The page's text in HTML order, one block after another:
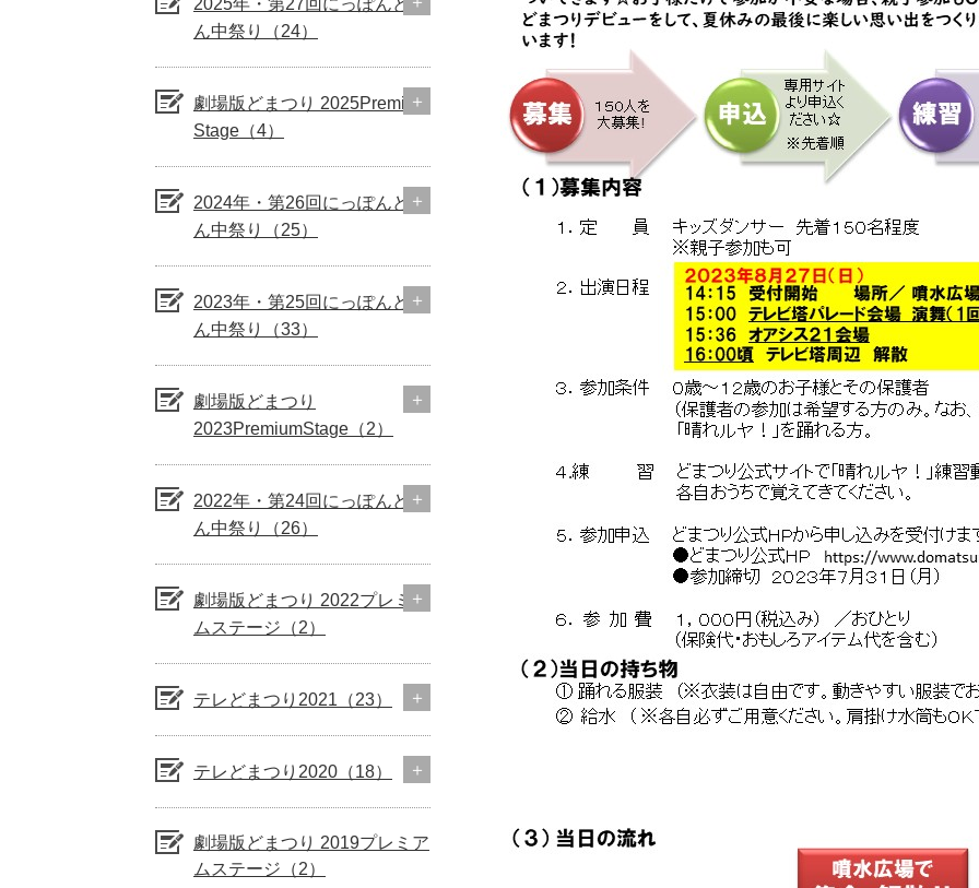
2025年・第27回にっぽんど真
ん中祭り（24）
劇場版どまつり 2025Premium
Stage（4）
2024年・第26回にっぽんど真
ん中祭り（25）
2023年・第25回にっぽんど真
ん中祭り（33）
劇場版どまつり
2023PremiumStage（2）
2022年・第24回にっぽんど真
ん中祭り（26）
劇場版どまつり 2022プレミア
ムステージ（2）
テレどまつり2021（23）
テレどまつり2020（18）
劇場版どまつり 2019プレミア
ムステージ（2）